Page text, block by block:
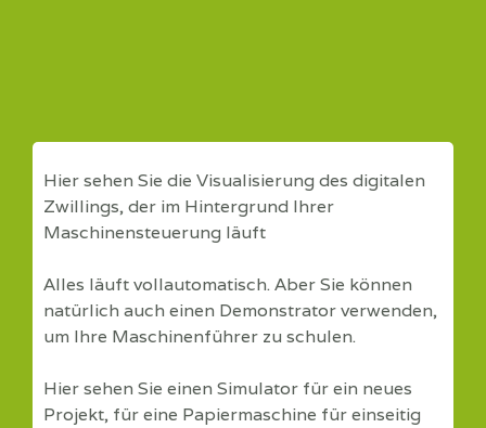
Hier sehen Sie die Visualisierung des digitalen
Zwillings, der im Hintergrund Ihrer
Maschinensteuerung läuft
Alles läuft vollautomatisch. Aber Sie können
natürlich auch einen Demonstrator verwenden,
um Ihre Maschinenführer zu schulen.
Hier sehen Sie einen Simulator für ein neues
Projekt, für eine Papiermaschine für einseitig